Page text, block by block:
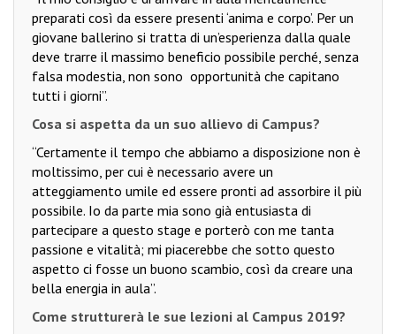
preparati così da essere presenti ‘anima e corpo’. Per un
giovane ballerino si tratta di un’esperienza dalla quale
deve trarre il massimo beneficio possibile perché, senza
falsa modestia, non sono opportunità che capitano
tutti i giorni”.
Cosa si aspetta da un suo allievo di Campus?
“Certamente il tempo che abbiamo a disposizione non è
moltissimo, per cui è necessario avere un
atteggiamento umile ed essere pronti ad assorbire il più
possibile. Io da parte mia sono già entusiasta di
partecipare a questo stage e porterò con me tanta
passione e vitalità; mi piacerebbe che sotto questo
aspetto ci fosse un buono scambio, così da creare una
bella energia in aula”.
Come strutturerà le sue lezioni al Campus 2019?